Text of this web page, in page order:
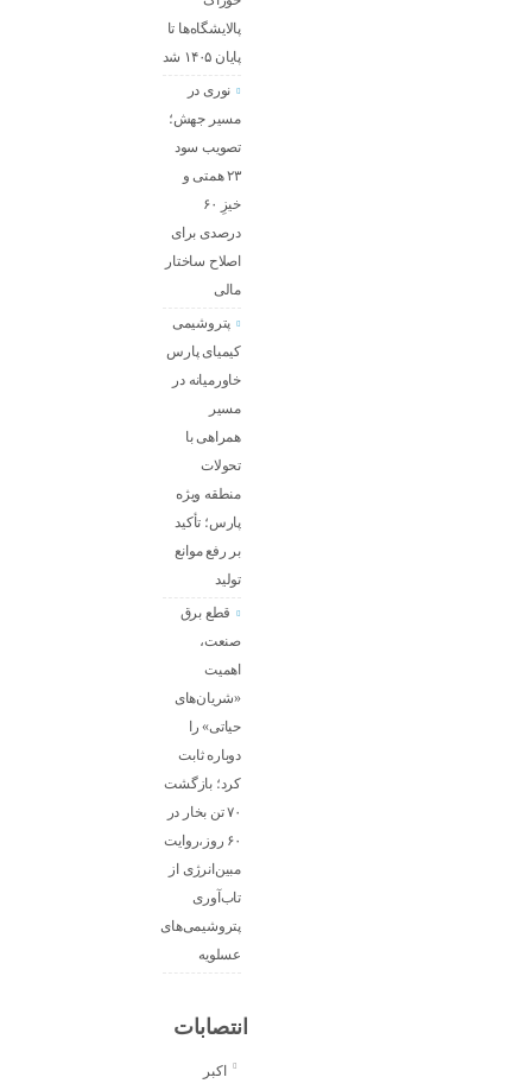
پالایشگاه‌ها تا
پایان ۱۴۰۵ شد
نوری در
مسیر جهش؛
تصویب سود
۲۳ همتی و
خیزِ ۶۰
درصدی برای
اصلاح ساختار
مالی
پتروشیمی
کیمیای پارس
خاورمیانه در
مسیر
همراهی با
تحولات
منطقه ویژه
پارس؛ تأکید
بر رفع موانع
تولید
قطع برق
صنعت،
اهمیت
«شریان‌های
حیاتی» را
دوباره ثابت
کرد؛ بازگشت
۷۰ تن بخار در
۶۰ روز،روایت
مبین‌انرژی از
تاب‌آوری
پتروشیمی‌های
عسلویه
انتصابات
اکبر